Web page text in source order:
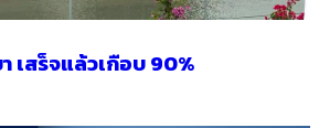
เสร็จแล้วเกือบ 90%